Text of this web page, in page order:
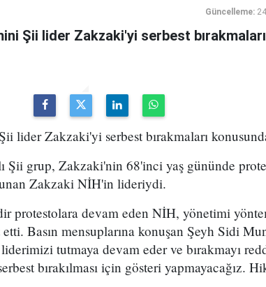
Güncelleme:
Şii lider Zakzaki'yi serbest
lider Zakzaki'yi serbest bırakmaları
grup, Zakzaki'nin 68'inci yaş gününde
Zakzaki NİH'in lideriydi.
protestolara devam eden NİH, yönetimi
Basın mensuplarına konuşan Şeyh Sidi
tutmaya devam eder ve bırakmayı
bırakılması için gösteri yapmayacağız.